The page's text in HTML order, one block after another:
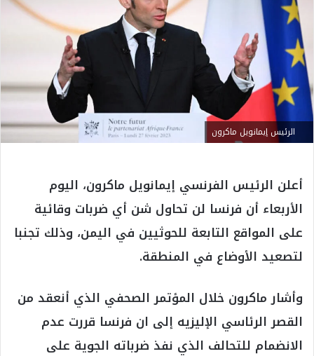
الرئيس إيمانويل ماكرون
أعلن الرئيس الفرنسي إيمانويل ماكرون، اليوم
الأربعاء أن فرنسا لن تحاول شن أي ضربات وقائية
على المواقع التابعة للحوثيين في اليمن، وذلك تجنبا
لتصعيد الأوضاع في المنطقة.
وأشار ماكرون خلال المؤتمر الصحفي الذي أنعقد من
القصر الرئاسي الإليزيه إلى ان فرنسا قررت عدم
الانضمام للتحالف الذي نفذ ضرباته الجوية على